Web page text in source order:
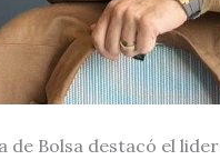
Bolsa destacó el